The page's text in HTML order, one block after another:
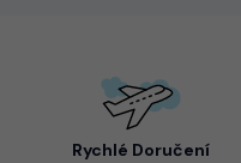
Rychlé Doručení